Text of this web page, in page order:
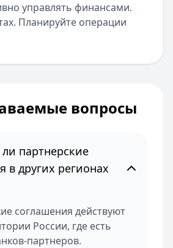
управлять финансами.
Планируйте операции
вопросы
партнерские
в других регионах
соглашения действуют
России, где есть
партнеров.